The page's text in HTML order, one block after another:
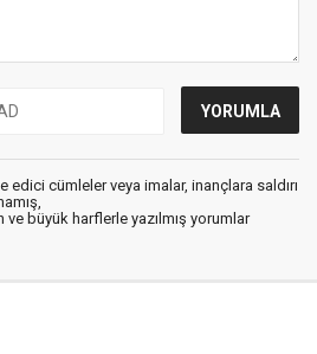
edici cümleler veya imalar, inançlara saldırı
ve büyük harflerle yazılmış yorumlar